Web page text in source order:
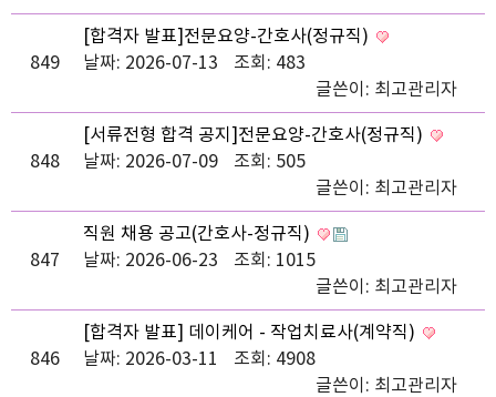
849
[합격자 발표]전문요양-간호사(정규직)
날짜: 2026-07-13
조회: 483
글쓴이: 최고관리자
848
[서류전형 합격 공지]전문요양-간호사(정규직)
날짜: 2026-07-09
조회: 505
글쓴이: 최고관리자
847
직원 채용 공고(간호사-정규직)
날짜: 2026-06-23
조회: 1015
글쓴이: 최고관리자
846
[합격자 발표] 데이케어 - 작업치료사(계약직)
날짜: 2026-03-11
조회: 4908
글쓴이: 최고관리자